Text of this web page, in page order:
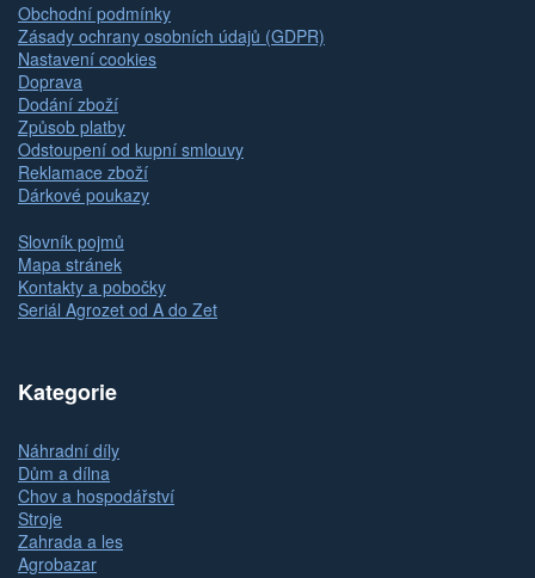
Obchodní podmínky
Zásady ochrany osobních údajů (GDPR)
Nastavení cookies
Doprava
Dodání zboží
Způsob platby
Odstoupení od kupní smlouvy
Reklamace zboží
Dárkové poukazy
Slovník pojmů
Mapa stránek
Kontakty a pobočky
Seriál Agrozet od A do Zet
Kategorie
Náhradní díly
Dům a dílna
Chov a hospodářství
Stroje
Zahrada a les
Agrobazar